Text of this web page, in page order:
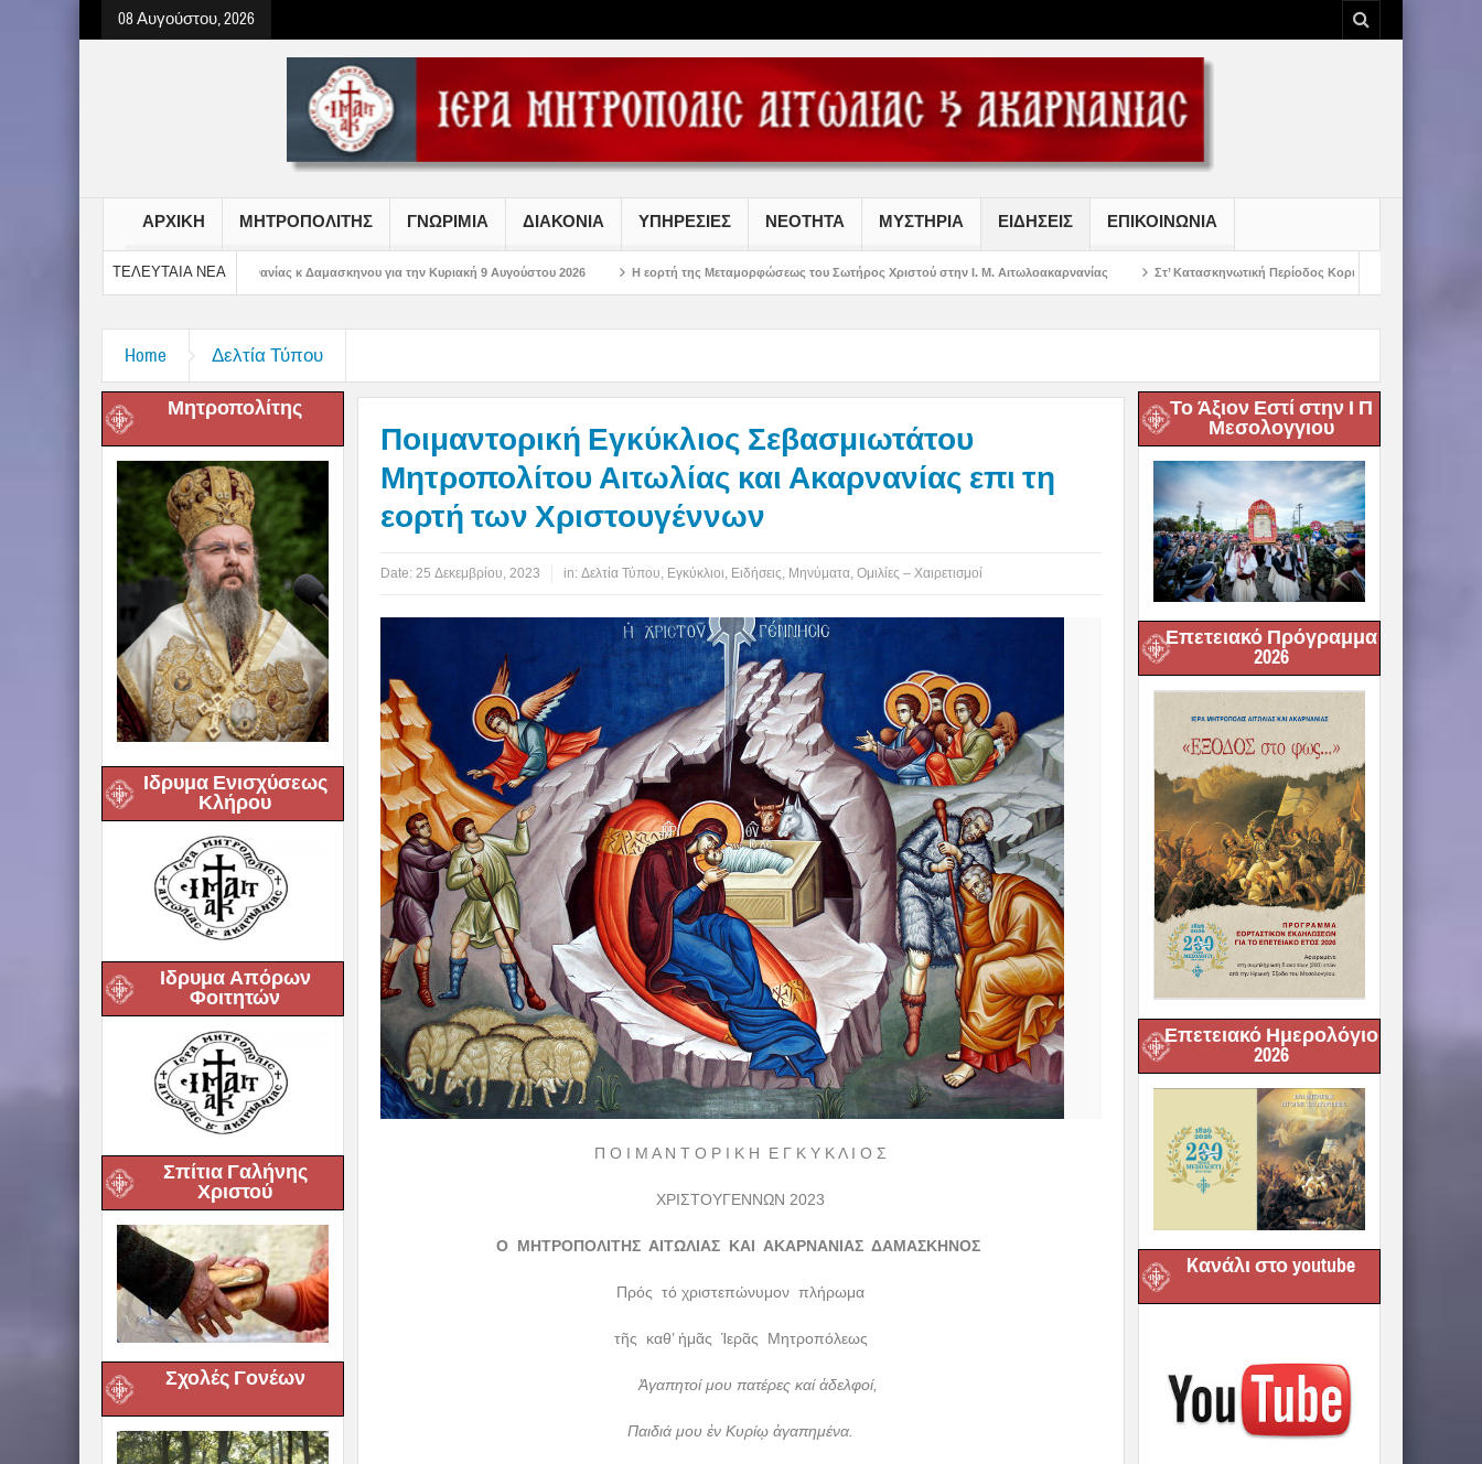
08 Αυγούστου, 2026
ΑΡΧΙΚΗ ΜΗΤΡΟΠΟΛΙΤΗΣ ΓΝΩΡΙΜΙΑ ΔΙΑΚΟΝΙΑ ΥΠΗΡΕΣΙΕΣ ΝΕΟΤΗΤΑ ΜΥΣΤΗΡΙΑ ΕΙΔΗΣΕΙΣ ΕΠΙΚΟΙΝΩΝΙΑ
ΤΕΛΕΥΤΑΙΑ ΝΕΑ
Αιτωλίας και Ακαρνανίας κ Δαμασκηνου για την Κυριακή 9 Αυγούστου 2026 Η εορτή της Μεταμορφώσεως του Σωτήρος Χριστού στην Ι. Μ. Αιτωλοακαρνανίας Στ’ Κατασκηνωτική Περίοδος Κοριτσιών Γυμνασίου
Home Δελτία Τύπου
Μητροπολίτης
Ιδρυμα Ενισχύσεως
Κλήρου
Ιδρυμα Απόρων
Φοιτητών
Σπίτια Γαλήνης
Χριστού
Σχολές Γονέων
Ποιμαντορική Εγκύκλιος Σεβασμιωτάτου
Μητροπολίτου Αιτωλίας και Ακαρνανίας επι τη
εορτή των Χριστουγέννων
Date: 25 Δεκεμβρίου, 2023 in: Δελτία Τύπου, Εγκύκλιοι, Ειδήσεις, Μηνύματα, Ομιλίες – Χαιρετισμοί
Π Ο Ι Μ Α Ν Τ Ο Ρ Ι Κ Η Ε Γ Κ Υ Κ Λ Ι Ο Σ
ΧΡΙΣΤΟΥΓΕΝΝΩΝ 2023
Ο ΜΗΤΡΟΠΟΛΙΤΗΣ ΑΙΤΩΛΙΑΣ ΚΑΙ ΑΚΑΡΝΑΝΙΑΣ ΔΑΜΑΣΚΗΝΟΣ
Πρός τό χριστεπώνυμον πλήρωμα
τῆς καθ’ ἡμᾶς Ἱερᾶς Μητροπόλεως
Ἀγαπητοί μου πατέρες καί ἀδελφοί,
Παιδιά μου ἐν Κυρίῳ ἀγαπημένα.
Το Άξιον Εστί στην Ι Π
Μεσολογγιου
Επετειακό Πρόγραμμα
2026
Επετειακό Ημερολόγιο
2026
Kανάλι στο youtube